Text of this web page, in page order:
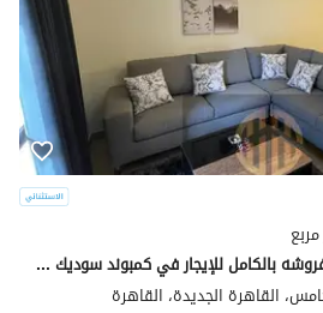
شقه تشطيب سوبر لوكس مفروشه بالكامل للإيجار في كمبوند سوديك إيستاون في قلب القاهرة الجديدة قريبه من المسبح و المطاعم و المول و الجيم و ميفيدا و بورتو .
القاهرة الجديدة، القاهرة